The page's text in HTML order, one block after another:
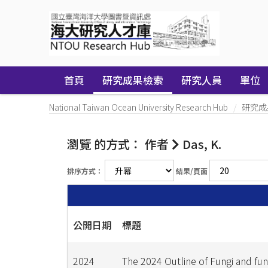
首頁 研究成果檢索 研究人員 單位
National Taiwan Ocean University Research Hub 研究
瀏覽 的方式： 作者 Das, K.
排序方式： 結果/頁面
公開日期 標題
2024
The 2024 Outline of Fungi and